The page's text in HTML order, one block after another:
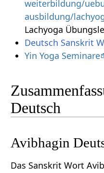
weiterbildung/
ausbildung/
Lachyoga
Deutsch Sanskrit
Yin Yoga Seminare
Deutsch
Avibhagin
Das Sanskrit Wort